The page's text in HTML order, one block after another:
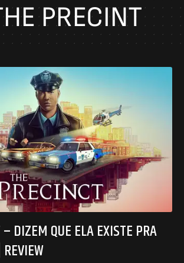
PRECINT
DIZEM QUE ELA EXISTE PRA